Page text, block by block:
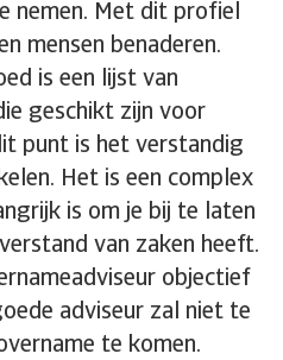
nemen. Met dit profiel
mensen benaderen.
is een lijst van
geschikt zijn voor
punt is het verstandig
Het is een complex
is om je bij te laten
van zaken heeft.
objectief
adviseur zal niet te
te komen.